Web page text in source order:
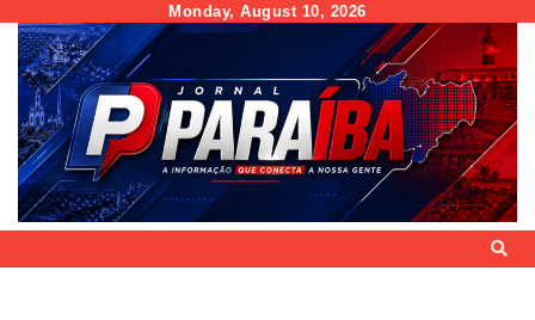
content
Monday, August 10, 2026